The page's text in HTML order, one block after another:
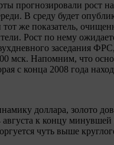
прогнозировали рост
В среду будет
тот же показатель,
Рост по нему
заседания
мск. Напомним, что
с конца 2008 года
доллара, золото
к концу
чуть выше